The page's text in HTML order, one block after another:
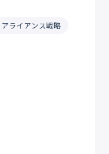
アライアンス戦略